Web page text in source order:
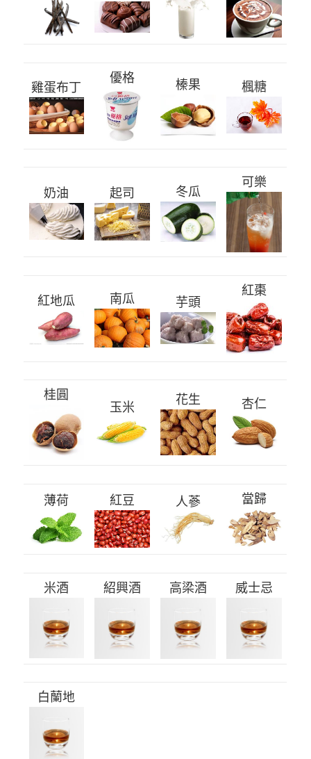
雞蛋布丁
優格 榛果 楓糖
奶油 起司 冬瓜
可樂
紅地瓜 南瓜 芋頭
紅棗
桂圓
玉米
花生 杏仁
薄荷 紅豆 人蔘 當歸
米酒 紹興酒 高梁酒 威士忌
白蘭地